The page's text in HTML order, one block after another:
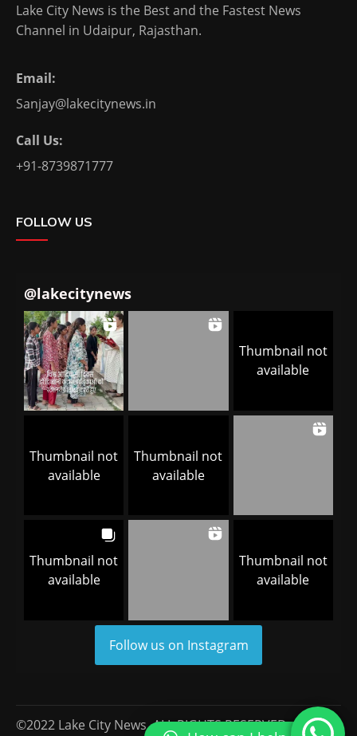
Lake City News is the Best and the Fastest News
Channel in Udaipur, Rajasthan.
Email:
Sanjay@lakecitynews.in
Call Us:
+91-8739871777
FOLLOW US
@lakecitynews
Thumbnail not
available
Thumbnail not
available
Thumbnail not
available
Thumbnail not
available
Thumbnail not
available
Follow us on Instagram
©2022 Lake City News, ALL RIGHTS RESERVED.